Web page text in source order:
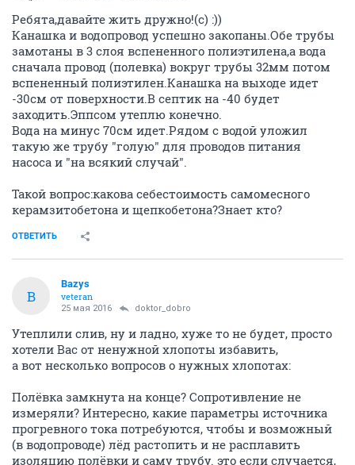
Ребята,давайте жить дружно!(с) :))
Канашка и водопровод успешно закопаны.Обе трубы
замотаны в 3 слоя вспененного полиэтилена,а вода
сначала провод (полевка) вокруг трубы 32мм потом
вспененный полиэтилен.Канашка на выходе идет
-30см от поверхности.В септик на -40 будет
заходить.Эппсом утеплю конечно.
Вода на минус 70см идет.Рядом с водой уложил
такую же трубу "голую" для проводов питания
насоса и "на всякий случай".
Такой вопрос:какова себестоимость самомесного
керамзитобетона и щепкобетона?Знает кто?
ОТВЕТИТЬ
B
Bazys
veteran
25 мая 2016 doktor_dobro
Утеплили слив, ну и ладно, хуже то не будет, просто
хотели Вас от ненужной хлопоты избавить,
а вот несколько вопросов о нужных хлопотах:
Полёвка замкнута на конце? Сопротивление не
измеряли? Интересно, какие параметры источника
прогревного тока потребуются, чтобы и возможный
(в водопроводе) лёд растопить и не расплавить
изоляцию полёвки и саму трубу. это если случается,